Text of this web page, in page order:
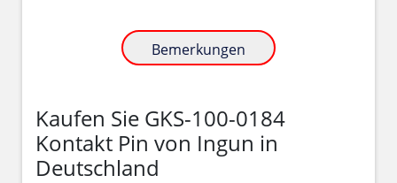
Bemerkungen
Kaufen Sie GKS-100-0184
Kontakt Pin von Ingun in
Deutschland